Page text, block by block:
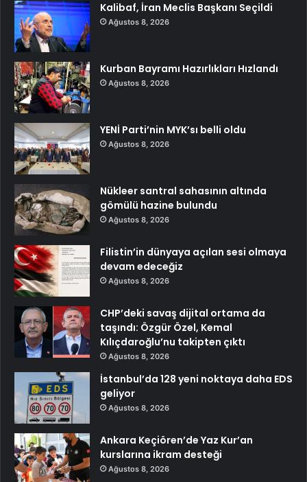
Kalibaf, İran Meclis Başkanı Seçildi
Ağustos 8, 2026
Kurban Bayramı Hazırlıkları Hızlandı
Ağustos 8, 2026
YENİ Parti’nin MYK’sı belli oldu
Ağustos 8, 2026
Nükleer santral sahasının altında
gömülü hazine bulundu
Ağustos 8, 2026
Filistin’in dünyaya açılan sesi olmaya
devam edeceğiz
Ağustos 8, 2026
CHP’deki savaş dijital ortama da
taşındı: Özgür Özel, Kemal
Kılıçdaroğlu’nu takipten çıktı
Ağustos 8, 2026
İstanbul’da 128 yeni noktaya daha EDS
geliyor
Ağustos 8, 2026
Ankara Keçiören’de Yaz Kur’an
kurslarına ikram desteği
Ağustos 8, 2026